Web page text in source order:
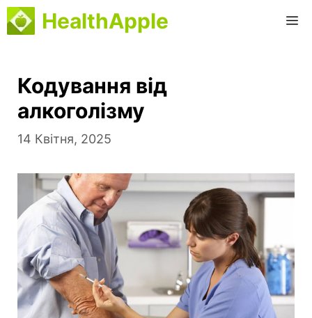
Перейти
до
HealthApple
Кодування від
алкоголізму
14 Квітня, 2025